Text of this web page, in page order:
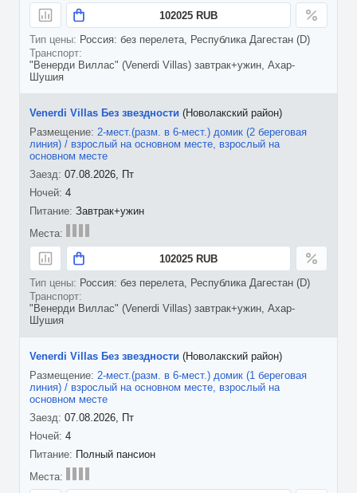
102025 RUB
Россия: без перелета, Республика Дагестан (D)
"Венерди Виллас" (Venerdi Villas) завтрак+ужин, Ахар-
Шушия
07.08.2026, Пт
4
Venerdi Villas Без звездности (Новолакский район)
2-мест.(разм. в 6-мест.) домик (2 береговая
линия) / взрослый на основном месте, взрослый на
основном месте
Завтрак+ужин
102025 RUB
Россия: без перелета, Республика Дагестан (D)
"Венерди Виллас" (Venerdi Villas) завтрак+ужин, Ахар-
Шушия
07.08.2026, Пт
4
Venerdi Villas Без звездности (Новолакский район)
2-мест.(разм. в 6-мест.) домик (1 береговая
линия) / взрослый на основном месте, взрослый на
основном месте
Полный пансион